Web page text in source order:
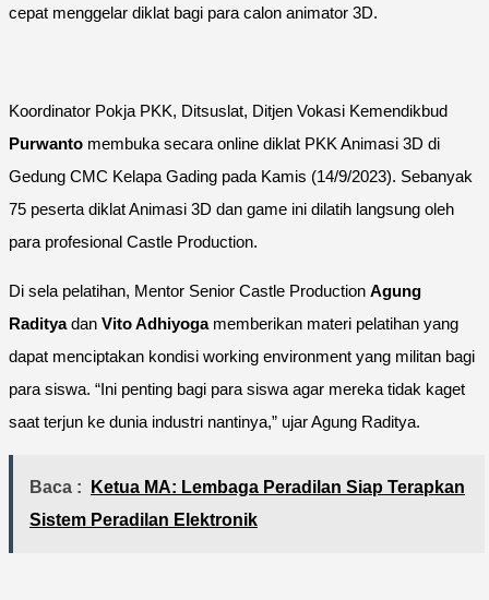
cepat menggelar diklat bagi para calon animator 3D.
Koordinator Pokja PKK, Ditsuslat, Ditjen Vokasi Kemendikbud
Purwanto membuka secara online diklat PKK Animasi 3D di
Gedung CMC Kelapa Gading pada Kamis (14/9/2023). Sebanyak
75 peserta diklat Animasi 3D dan game ini dilatih langsung oleh
para profesional Castle Production.
Di sela pelatihan, Mentor Senior Castle Production Agung
Radityadan Vito Adhiyogamemberikan materi pelatihan yang
dapat menciptakan kondisi working environment yang militan bagi
para siswa. “Ini penting bagi para siswa agar mereka tidak kaget
saat terjun ke dunia industri nantinya,” ujar Agung Raditya.
Baca :
Ketua MA: Lembaga Peradilan Siap Terapkan
Sistem Peradilan Elektronik